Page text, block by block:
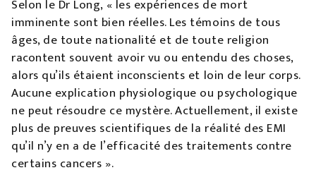
Selon le Dr Long, « les expériences de mort
imminente sont bien réelles. Les témoins de tous
âges, de toute nationalité et de toute religion
racontent souvent avoir vu ou entendu des choses,
alors qu’ils étaient inconscients et loin de leur corps.
Aucune explication physiologique ou psychologique
ne peut résoudre ce mystère. Actuellement, il existe
plus de preuves scientifiques de la réalité des EMI
qu’il n’y en a de l’efficacité des traitements contre
certains cancers ».